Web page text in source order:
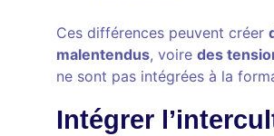
Ces différences peuvent créer
malentendus, voiredes
ne sont pas intégrées à la
Intégrer